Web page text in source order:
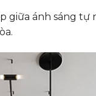
giữa ánh sáng